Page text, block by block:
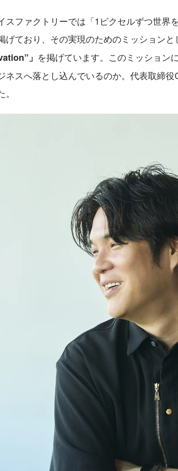
スファクトリーでは「1ピクセルずつ世界
げており、その実現のためのミッションと
」 を掲げています。このミッション
ネスへ落とし込んでいるのか。代表取締